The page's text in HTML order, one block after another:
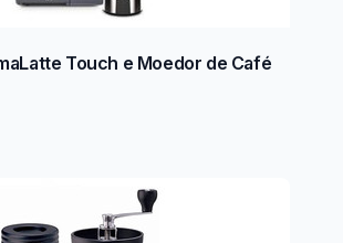
Touch e Moedor de Café